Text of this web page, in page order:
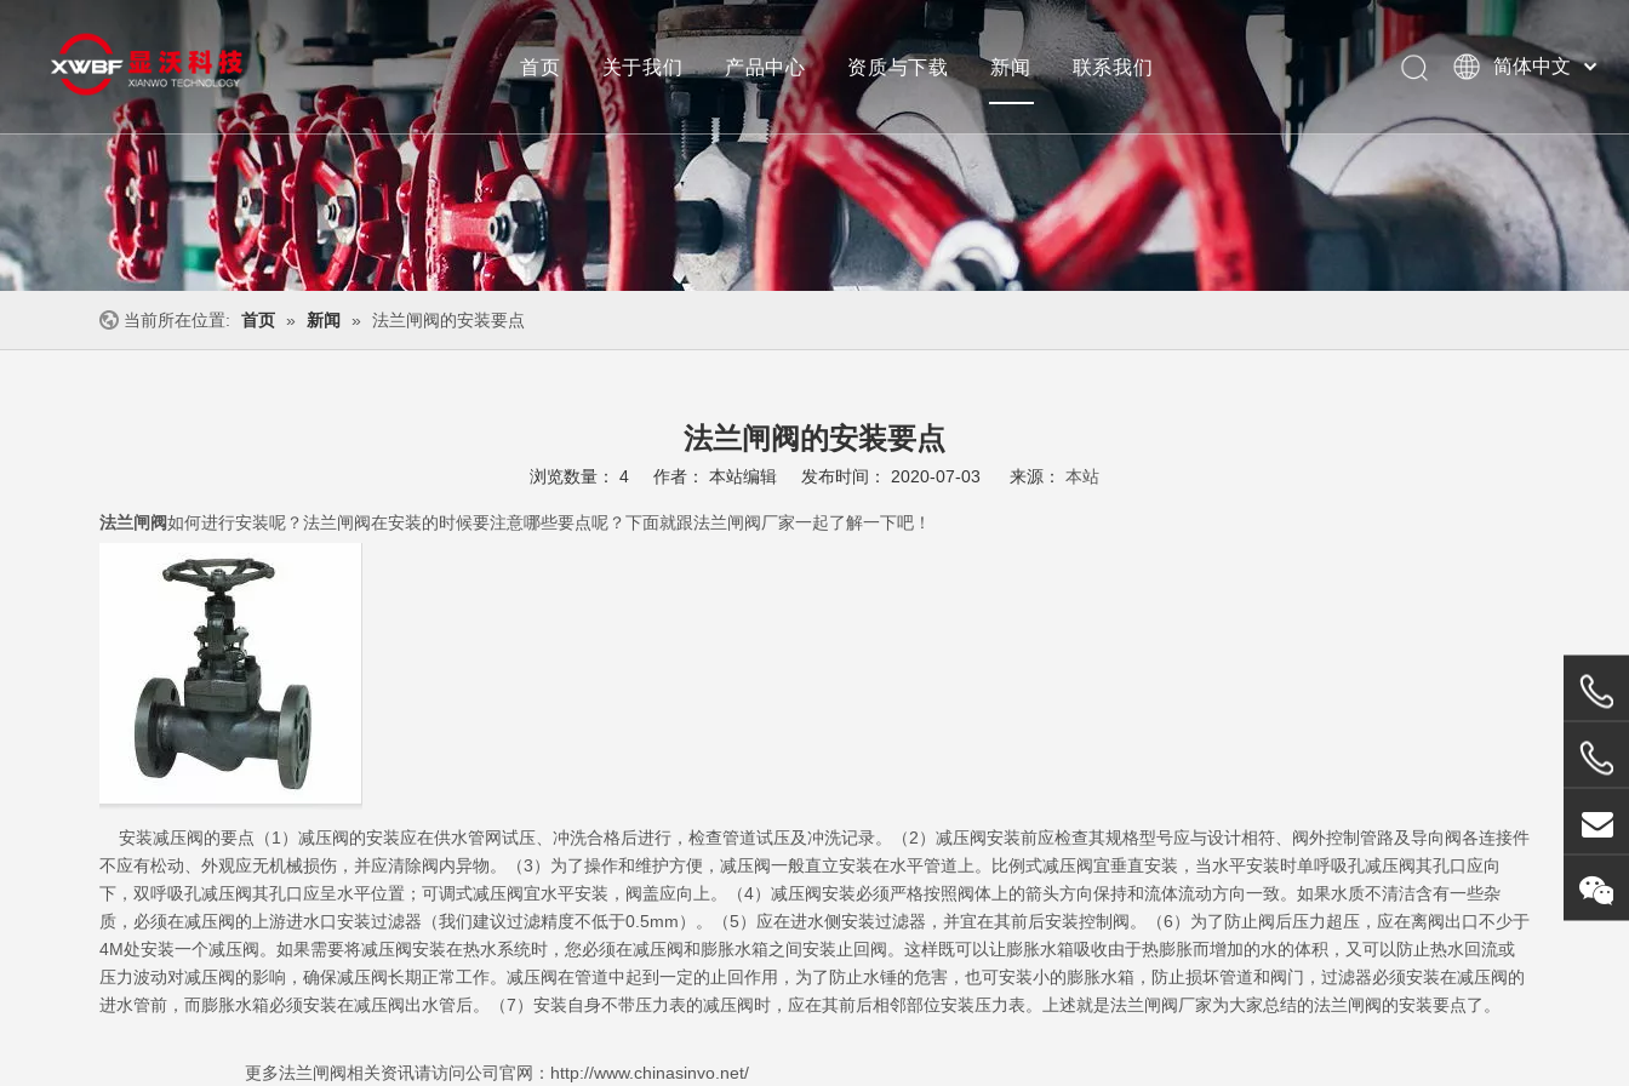
首页 关于我们 产品中心
闸阀 截止阀 船用阀 美标阀门
不锈钢阀门 止回阀 蝶阀
资质与下载 新闻 联系我们 简体中文
当前所在位置: 首页 » 新闻 » 法兰闸阀的安装要点
法兰闸阀的安装要点
浏览数量： 4 作者： 本站编辑 发布时间： 2020-07-03 来源： 本站
["wechat","weibo","qzone","douban","email"]
法兰闸阀如何进行安装呢？法兰闸阀在安装的时候要注意哪些要点呢？下面就跟法兰闸阀厂家一起了解一下吧！
安装减压阀的要点（1）减压阀的安装应在供水管网试压、冲洗合格后进行，检查管道试压及冲洗记录。（2）减压阀安装前应检查其规格型号应与设计相符、阀外控制管路及导向阀各连接件
不应有松动、外观应无机械损伤，并应清除阀内异物。（3）为了操作和维护方便，减压阀一般直立安装在水平管道上。比例式减压阀宜垂直安装，当水平安装时单呼吸孔减压阀其孔口应向
下，双呼吸孔减压阀其孔口应呈水平位置；可调式减压阀宜水平安装，阀盖应向上。（4）减压阀安装必须严格按照阀体上的箭头方向保持和流体流动方向一致。如果水质不清洁含有一些杂
质，必须在减压阀的上游进水口安装过滤器（我们建议过滤精度不低于0.5mm）。（5）应在进水侧安装过滤器，并宜在其前后安装控制阀。（6）为了防止阀后压力超压，应在离阀出口不少于
4M处安装一个减压阀。如果需要将减压阀安装在热水系统时，您必须在减压阀和膨胀水箱之间安装止回阀。这样既可以让膨胀水箱吸收由于热膨胀而增加的水的体积，又可以防止热水回流或
压力波动对减压阀的影响，确保减压阀长期正常工作。减压阀在管道中起到一定的止回作用，为了防止水锤的危害，也可安装小的膨胀水箱，防止损坏管道和阀门，过滤器必须安装在减压阀的
进水管前，而膨胀水箱必须安装在减压阀出水管后。（7）安装自身不带压力表的减压阀时，应在其前后相邻部位安装压力表。上述就是法兰闸阀厂家为大家总结的法兰闸阀的安装要点了。
更多法兰闸阀相关资讯请访问公司官网：http://www.chinasinvo.net/